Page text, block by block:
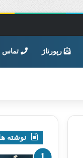
رپورتاژ تماس
نوشته